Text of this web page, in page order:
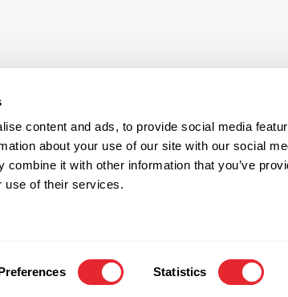
content and ads, to provide social media
about your use of our site with our social
combine it with other information that you’ve
use of their services.
Statistics